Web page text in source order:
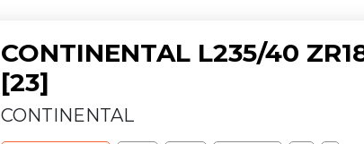
CONTINENTAL L235/40
[23]
CONTINENTAL